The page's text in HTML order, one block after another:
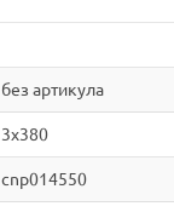
без артикула
3x380
cnp014550